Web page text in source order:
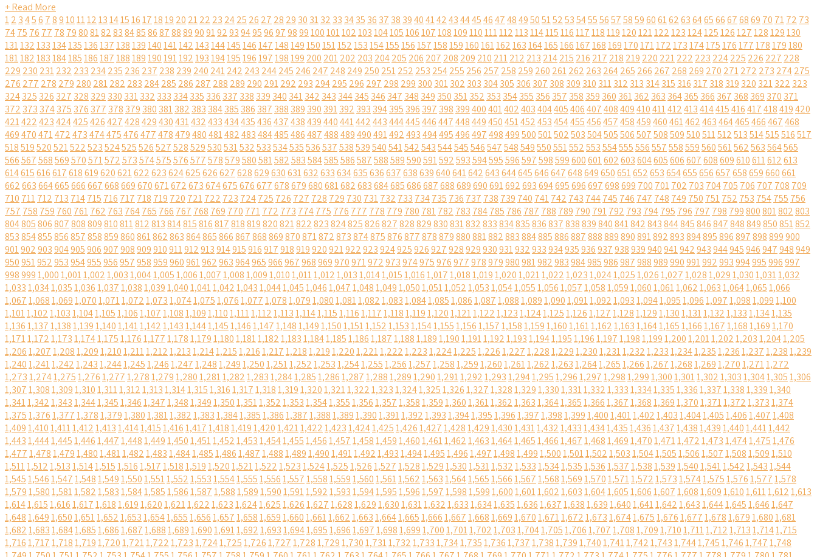
+ Read More
12 3456 78910111213141516171819 20 2122 23 2425 26 27 28 29 30 3132 33 3435 36 37 38 39404142434445464748495051525354555657585960616263646566676869 70 7172 73
7475 76 77 78 798081828384858687888990919293949596979899100101102103104105106107108109110111112113114115116117118119120121122123124125126127128129130
131132133134135136137138139140141142143144145146147148149150151152153154155156157158159160161162163164165166167168169170171172173174175176177178179180
181182183184185186187188189190191192193194195196197198199 200 201202 203 204205 206 207 208 209 210 211212 213 214215 216 217 218 219 220 221222 223 224225 226 227 228
229 230 231232 233 234235 236 237 238 239 240 241242 243 244245 246 247 248 249 250 251252 253 254255 256 257 258 259 260 261262 263 264265 266 267 268 269 270 271272 273 274275
276 277 278 279 280 281282 283 284285 286 287 288 289 290 291292 293 294295 296 297 298 299 300 301302 303 304305 306 307 308 309 310 311312 313 314315 316 317 318 319 320 321322 323
324325 326 327 328 329 330 331332 333 334335 336 337 338 339 340 341342 343 344345 346 347 348 349 350 351352 353 354355 356 357 358 359 360 361362 363 364365 366 367 368 369 370 371
372 373 374375 376 377 378 379 380 381382 383 384385 386 387 388 389 390 391392 393 394395 396 397 398 399400401402403404405406407408409410411412413414415416417418419420
421422423424425426427428429430431432433434435436437438439440441442443444445446447448449450451452453454455456457458459460461462463464465466467468
469470471472473474475476477478479480481482483484485486487488489490491492493494495496497498499500501502503504505506507508509510511512513514515516517
518519520521522523524525526527528529530531532533534535536537538539540541542543544545546547548549550551552553554555556557558559560561562563564565
566567568569570571572573574575576577578579580581582583584585586587588589590591592593594595596597598599600601602603604605606607608609610611612613
614615616617618619620621622623624625626627628629630631632633634635636637638639640641642643644645646647648649650651652653654655656657658659660661
662663664665666667668669670671672673674675676677678679680681682683684685686687688689690691692693694695696697698699 700 701702 703 704705 706 707 708 709
710 711712 713 714715 716 717 718 719 720 721722 723 724725 726 727 728 729 730 731732 733 734735 736 737 738 739 740 741742 743 744745 746 747 748 749 750 751752 753 754755 756
757 758 759 760 761762 763 764765 766 767 768 769 770 771772 773 774775 776 777 778 779 780 781782 783 784785 786 787 788 789 790 791792 793 794795 796 797 798 799800801802803
804805806807808809810811812813814815816817818819820821822823824825826827828829830831832833834835836837838839840841842843844845846847848849850851852
853854855856857858859860861862863864865866867868869870871872873874875876877878879880881882883884885886887888889890891892893894895896897898899900
901902903904905906907908909910911912913914915916917918919920921922923924925926927928929930931932933934935936937938939940941942943944945946947948949
950951952953954955956957958959960961962963964965966967968969970971972973974975976977978979980981982983984985986987988989990991992993994995996997
9989991,0001,0011,0021,0031,0041,0051,0061,0071,0081,0091,0101,0111,0121,0131,0141,0151,0161,0171,0181,0191,0201,0211,0221,0231,0241,0251,0261,0271,0281,0291,0301,0311,032
1,0331,0341,0351,0361,0371,0381,0391,0401,0411,0421,0431,0441,0451,0461,0471,0481,0491,0501,0511,0521,0531,0541,0551,0561,0571,0581,0591,0601,0611,0621,0631,0641,0651,066
1,0671,0681,0691,0701,0711,0721,0731,0741,0751,0761,0771,0781,0791,0801,0811,0821,0831,0841,0851,0861,0871,0881,0891,0901,0911,0921,0931,0941,0951,0961,0971,0981,0991,100
1,1011,1021,1031,1041,1051,1061,1071,1081,1091,1101,1111,1121,1131,1141,1151,1161,1171,1181,1191,1201,1211,1221,1231,1241,1251,1261,1271,1281,1291,1301,1311,1321,1331,1341,135
1,1361,1371,1381,1391,1401,1411,1421,1431,1441,1451,1461,1471,1481,1491,1501,1511,1521,1531,1541,1551,1561,1571,1581,1591,1601,1611,1621,1631,1641,1651,1661,1671,1681,1691,170
1,1711,1721,1731,1741,1751,1761,1771,1781,1791,1801,1811,1821,1831,1841,1851,1861,1871,1881,1891,1901,1911,1921,1931,1941,1951,1961,1971,1981,1991,2001,2011,2021,2031,2041,205
1,2061,2071,2081,2091,2101,2111,2121,2131,2141,2151,2161,2171,2181,2191,2201,2211,2221,2231,2241,2251,2261,2271,2281,2291,2301,2311,2321,2331,2341,2351,2361,2371,2381,239
1,2401,2411,2421,2431,2441,2451,2461,2471,2481,2491,2501,2511,2521,2531,2541,2551,2561,2571,2581,2591,2601,2611,2621,2631,2641,2651,2661,2671,2681,2691,2701,2711,272
1,2731,2741,2751,2761,2771,2781,2791,2801,2811,2821,2831,2841,2851,2861,2871,2881,2891,2901,2911,2921,2931,2941,2951,2961,2971,2981,2991,3001,3011,3021,3031,3041,3051,306
1,3071,3081,3091,3101,3111,3121,3131,3141,3151,3161,3171,3181,3191,3201,3211,3221,3231,3241,3251,3261,3271,3281,3291,3301,3311,3321,3331,3341,3351,3361,3371,3381,3391,340
1,3411,3421,3431,3441,3451,3461,3471,3481,3491,3501,3511,3521,3531,3541,3551,3561,3571,3581,3591,3601,3611,3621,3631,3641,3651,3661,3671,3681,3691,3701,3711,3721,3731,374
1,3751,3761,3771,3781,3791,3801,3811,3821,3831,3841,3851,3861,3871,3881,3891,3901,3911,3921,3931,3941,3951,3961,3971,3981,3991,4001,4011,4021,4031,4041,4051,4061,4071,408
1,4091,4101,4111,4121,4131,4141,4151,4161,4171,4181,4191,4201,4211,4221,4231,4241,4251,4261,4271,4281,4291,4301,4311,4321,4331,4341,4351,4361,4371,4381,4391,4401,4411,442
1,4431,4441,4451,4461,4471,4481,4491,4501,4511,4521,4531,4541,4551,4561,4571,4581,4591,4601,4611,4621,4631,4641,4651,4661,4671,4681,4691,4701,4711,4721,4731,4741,4751,476
1,4771,4781,4791,4801,4811,4821,4831,4841,4851,4861,4871,4881,4891,4901,4911,4921,4931,4941,4951,4961,4971,4981,4991,5001,5011,5021,5031,5041,5051,5061,5071,5081,5091,510
1,5111,5121,5131,5141,5151,5161,5171,5181,5191,5201,5211,5221,5231,5241,5251,5261,5271,5281,5291,5301,5311,5321,5331,5341,5351,5361,5371,5381,5391,5401,5411,5421,5431,544
1,5451,5461,5471,5481,5491,5501,5511,5521,5531,5541,5551,5561,5571,5581,5591,5601,5611,5621,5631,5641,5651,5661,5671,5681,5691,5701,5711,5721,5731,5741,5751,5761,5771,578
1,5791,5801,5811,5821,5831,5841,5851,5861,5871,5881,5891,5901,5911,5921,5931,5941,5951,5961,5971,5981,5991,6001,6011,6021,6031,6041,6051,6061,6071,6081,6091,6101,6111,6121,613
1,6141,6151,6161,6171,6181,6191,6201,6211,6221,6231,6241,6251,6261,6271,6281,6291,6301,6311,6321,6331,6341,6351,6361,6371,6381,6391,6401,6411,6421,6431,6441,6451,6461,647
1,6481,6491,6501,6511,6521,6531,6541,6551,6561,6571,6581,6591,6601,6611,6621,6631,6641,6651,6661,6671,6681,6691,6701,6711,6721,6731,6741,6751,6761,6771,6781,6791,6801,681
1,6821,6831,6841,6851,6861,6871,6881,6891,6901,6911,6921,6931,6941,6951,6961,6971,6981,6991,7001,7011,7021,7031,7041,7051,7061,7071,7081,7091,7101,7111,7121,7131,7141,715
1,7161,7171,7181,7191,7201,7211,7221,7231,7241,7251,7261,7271,7281,7291,7301,7311,7321,7331,7341,7351,7361,7371,7381,7391,7401,7411,7421,7431,7441,7451,7461,7471,748